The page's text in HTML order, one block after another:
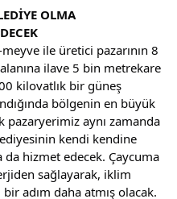
OLMA
meyve ile üretici pazarının 8
ilave 5 bin metrekare
kilovatlık bir güneş
bölgenin en büyük
pazaryerimiz aynı zamanda
kendi kendine
hizmet edecek. Çaycuma
sağlayarak, iklim
adım daha atmış olacak.